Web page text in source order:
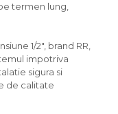
termen lung,
1/2", brand RR,
impotriva
sigura si
de calitate